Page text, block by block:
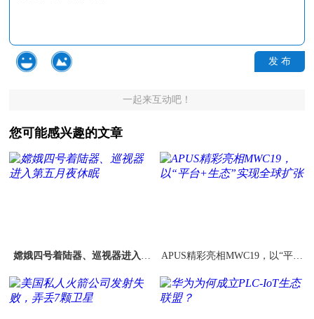
发 布
一起来互动吧！
您可能感兴趣的文章
嫦娥四号着陆器、巡视器进入第
APUS精彩亮相MWC19，以“平台